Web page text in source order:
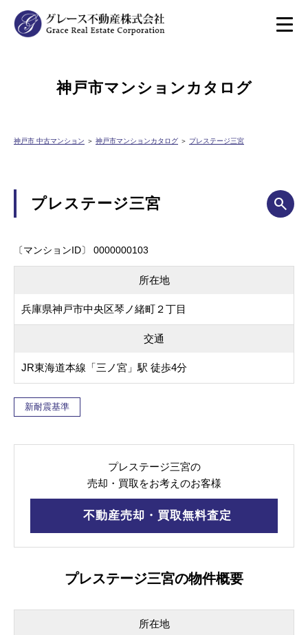
神戸市マンションカタログ
神戸市 中古マンション ＞ 神戸市マンションカタログ ＞ プレステージ三宮
プレステージ三宮
〔マンションID〕 0000000103
所在地
兵庫県神戸市中央区琴ノ緒町２丁目
交通
JR東海道本線「三ノ宮」駅 徒歩4分
新耐震基準
プレステージ三宮の
売却・買取をお考えのお客様
不動産売却・買取無料査定
プレステージ三宮の物件概要
所在地